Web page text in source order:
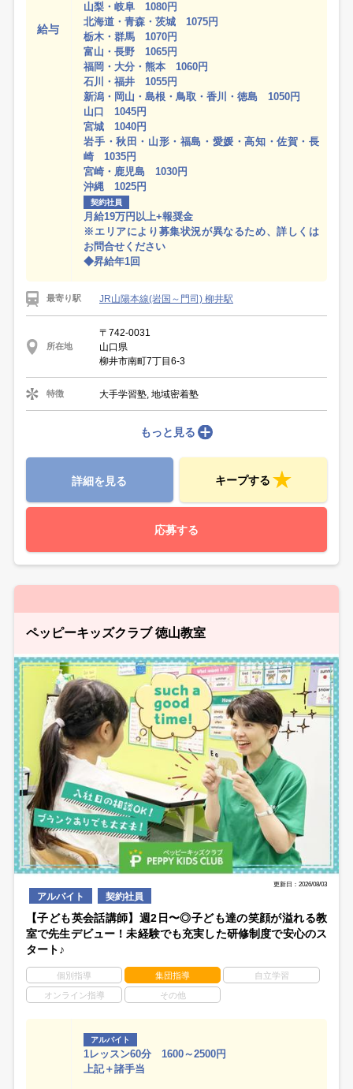
給与
山梨・岐阜 1080円
北海道・青森・茨城 1075円
栃木・群馬 1070円
富山・長野 1065円
福岡・大分・熊本 1060円
石川・福井 1055円
新潟・岡山・島根・鳥取・香川・徳島 1050円
山口 1045円
宮城 1040円
岩手・秋田・山形・福島・愛媛・高知・佐賀・長
崎 1035円
宮崎・鹿児島 1030円
沖縄 1025円
契約社員
月給19万円以上+報奨金
※エリアにより募集状況が異なるため、詳しくは
お問合せください
◆昇給年1回
最寄り駅 JR山陽本線(岩国～門司) 柳井駅
所在地
〒742-0031
山口県
柳井市南町7丁目6-3
特徴 大手学習塾, 地域密着塾
もっと見る
詳細を見る キープする
応募する
ペッピーキッズクラブ 徳山教室
更新日：2026/08/03
アルバイト 契約社員
【子ども英会話講師】週2日〜◎子ども達の笑顔が溢れる教
室で先生デビュー！未経験でも充実した研修制度で安心のス
タート♪
個別指導 集団指導 自立学習
オンライン指導 その他
アルバイト
1レッスン60分 1600～2500円
上記＋諸手当